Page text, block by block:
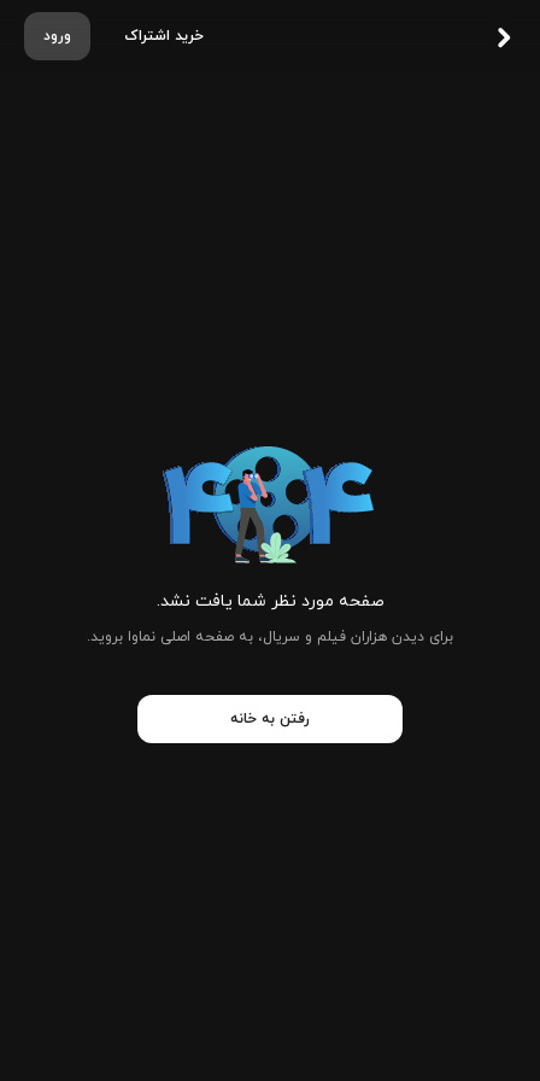
ورود خرید اشتراک
صفحه مورد نظر شما یافت نشد.
برای دیدن هزاران فیلم و سریال، به صفحه اصلی نماوا بروید.
رفتن به خانه